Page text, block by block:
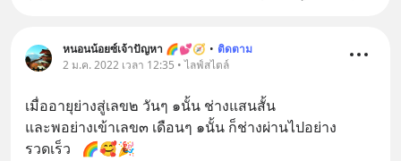
หนอนน้อยซ์เจ้าปัญหา 🌈💕🧭 • ติดตาม
2 ม.ค. 2022 เวลา 12:35 • ไลฟ์สไตล์
เมื่ออายุย่างสู่เลข๒ วันๆ ๑นั้น ช่างแสนสั้น
และพอย่างเข้าเลข๓ เดือนๆ ๑นั้น ก็ช่างผ่านไปอย่าง
รวดเร็ว   🌈🥰🎉